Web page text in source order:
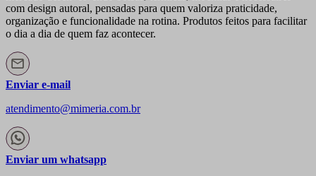
com design autoral, pensadas para quem valoriza praticidade,
organização e funcionalidade na rotina. Produtos feitos para facilitar
o dia a dia de quem faz acontecer.
Enviar e-mail
atendimento@mimeria.com.br
Enviar um whatsapp